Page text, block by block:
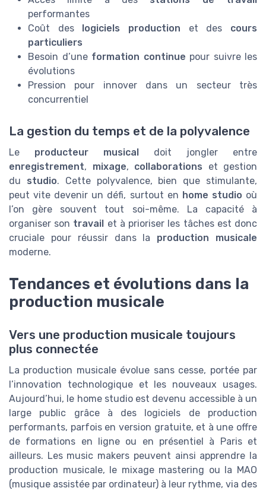
performantes
Coût des logiciels production et des cours
particuliers
Besoin d’une formation continue pour suivre les
évolutions
Pression pour innover dans un secteur très
concurrentiel
La gestion du temps et de la polyvalence
Le producteur musical doit jongler entre
enregistrement, mixage, collaborations et gestion
du studio. Cette polyvalence, bien que stimulante,
peut vite devenir un défi, surtout en home studio où
l’on gère souvent tout soi-même. La capacité à
organiser son travail et à prioriser les tâches est donc
cruciale pour réussir dans la production musicale
moderne.
Tendances et évolutions dans la
production musicale
Vers une production musicale toujours
plus connectée
La production musicale évolue sans cesse, portée par
l’innovation technologique et les nouveaux usages.
Aujourd’hui, le home studio est devenu accessible à un
large public grâce à des logiciels de production
performants, parfois en version gratuite, et à une offre
de formations en ligne ou en présentiel à Paris et
ailleurs. Les music makers peuvent ainsi apprendre la
production musicale, le mixage mastering ou la MAO
(musique assistée par ordinateur) à leur rythme, via des